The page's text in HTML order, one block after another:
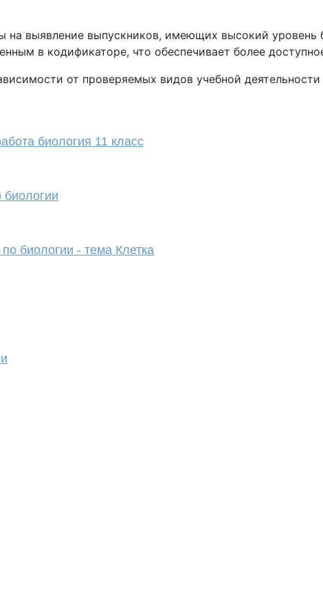
на выявление выпускников, имеющих высокий уровень
в кодификаторе, что обеспечивает более
от проверяемых видов учебной
биология 11 класс
биологии - тема Клетка